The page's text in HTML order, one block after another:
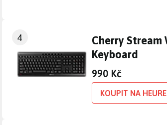
4
Cherry Stream
Keyboard
990 Kč
KOUPIT NA